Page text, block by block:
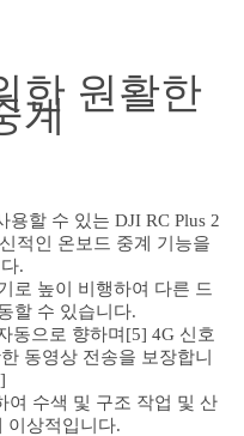
한 원활한
계
할 수 있는 DJI RC Plus 2
적인 온보드 중계 기능을
.
로 높이 비행하여 다른 드
할 수 있습니다.
동으로 향하며[5] 4G 신호
동영상 전송을 보장합니
여 수색 및 구조 작업 및 산
이상적입니다.